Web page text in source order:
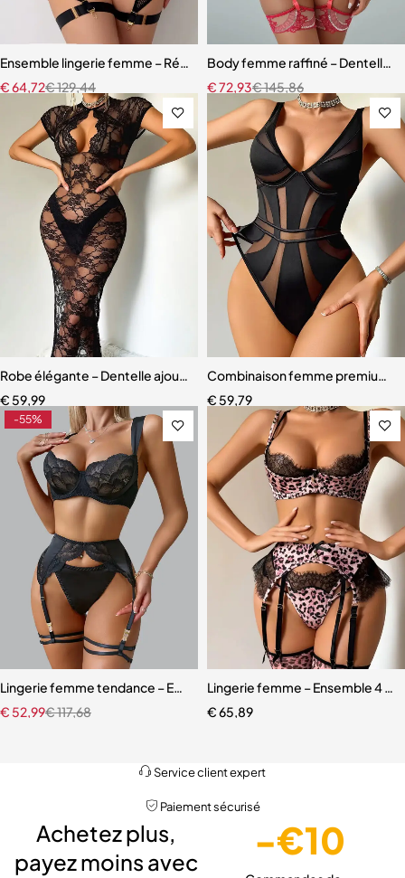
Ensemble lingerie femme – Résille élégante avec porte-jarretelles
€129,44
€64,72
Body femme raffiné – Dentelle,
€145,86
€72,93
Robe élégante – Dentelle ajourée avec fente haute et effet
€ 59,99
Combinaison femme premium
€ 59,79
-55%
Lingerie femme tendance – Ensemble coordonné en dentelle et
€117,68
€ 52,99
Lingerie femme – Ensemble 4
€65,89
Service client expert
Paiement sécurisé
Achetez plus,
payez moins avec
-€10